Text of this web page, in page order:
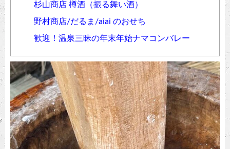
杉山商店 樽酒（振る舞い酒）
野村商店/だるま/aiai のおせち
歓迎！温泉三昧の年末年始ナマコンバレー